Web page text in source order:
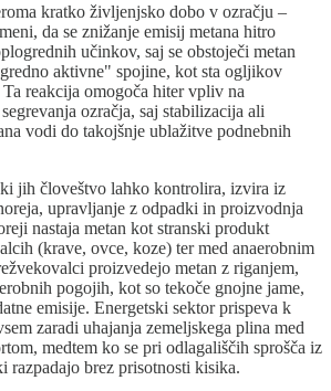
kratko življenjsko dobo v ozračju –
da se znižanje emisij metana hitro
učinkov, saj se obstoječi metan
aktivne" spojine, kot sta ogljikov
reakcija omogoča hiter vpliv na
ozračja, saj stabilizacija ali
vodi do takojšnje ublažitve podnebnih
jih človeštvo lahko kontrolira, izvira iz
upravljanje z odpadki in proizvodnja
nastaja metan kot stranski produkt
(krave, ovce, koze) ter med anaerobnim
proizvedejo metan z riganjem,
pogojih, kot so tekoče gnojne jame,
emisije. Energetski sektor prispeva k
zaradi uhajanja zemeljskega plina med
medtem ko se pri odlagališčih sprošča iz
razpadajo brez prisotnosti kisika.